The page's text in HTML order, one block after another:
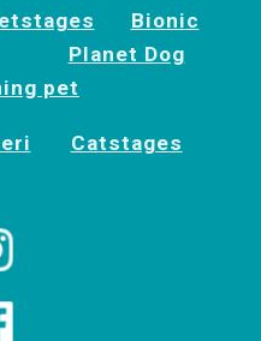
Bionic
Planet Dog
pet
Catstages